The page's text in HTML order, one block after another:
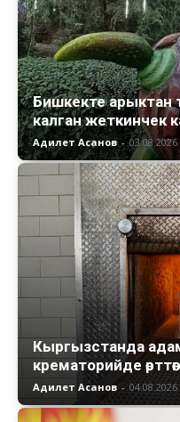
Бишкекте арыктан
калган жеткинчек
Адилет Асанов - 03.08.2026
Кыргызстанда
крематорийде
Адилет Асанов - 04.08.2026